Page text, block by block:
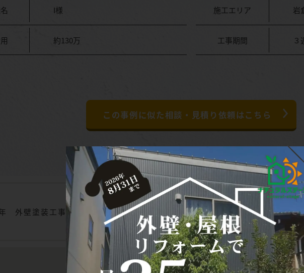
I様 施工エリア 岩
約130万 工事期間 ３
この事例に似た相談・ 見積り依頼はこちら
外壁塗装工事 ブラウン系 岩倉市I様邸